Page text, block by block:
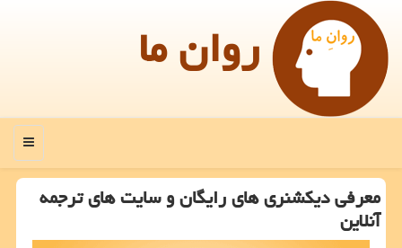
روان ما
منو
معرفی دیكشنری های رایگان و سایت های ترجمه
آنلاین